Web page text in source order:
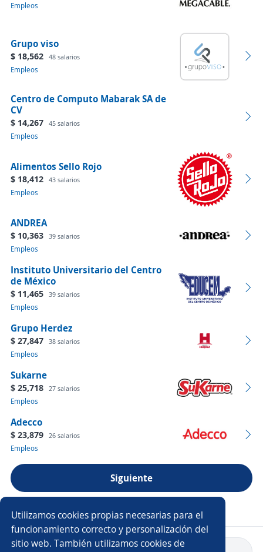
Utilizamos cookies propias necesarias para el
funcionamiento correcto y personalización del
sitio web. También utilizamos cookies de
Empleos
Grupo viso
$ 18,562 48 salarios
Empleos
Centro de Computo Mabarak SA de
CV
$ 14,267 45 salarios
Empleos
Alimentos Sello Rojo
$ 18,412 43 salarios
Empleos
ANDREA
$ 10,363 39 salarios
Empleos
Instituto Universitario del Centro
de México
$ 11,465 39 salarios
Empleos
Grupo Herdez
$ 27,847 38 salarios
Empleos
Sukarne
$ 25,718 27 salarios
Empleos
Adecco
$ 23,879 26 salarios
Empleos
Siguiente
Ver más empresas